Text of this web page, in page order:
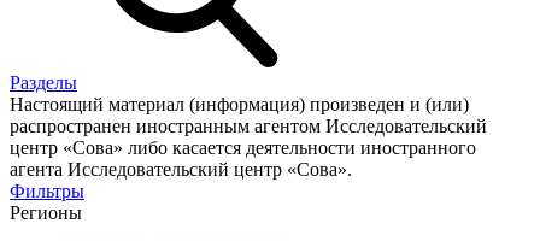
Разделы
Настоящий материал (информация) произведен и (или)
распространен иностранным агентом Исследовательский
центр «Сова» либо касается деятельности иностранного
агента Исследовательский центр «Сова».
Фильтры
Регионы